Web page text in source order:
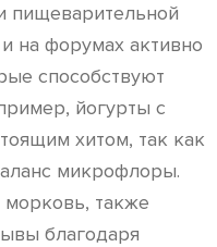
пищеварительной
на форумах активно
способствуют
йогурты с
хитом, так как
микрофлоры.
также
благодаря